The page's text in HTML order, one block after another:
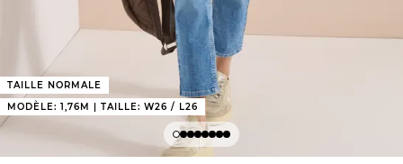
TAILLE NORMALE
MODÈLE: 1,76M | TAILLE: W26 / L26